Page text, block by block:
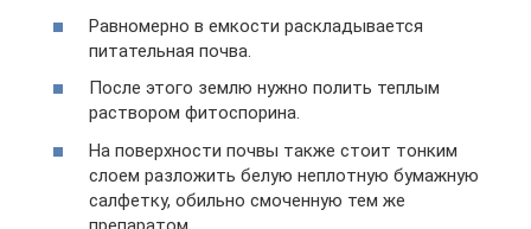
Равномерно в емкости раскладывается
питательная почва.
После этого землю нужно полить теплым
раствором фитоспорина.
На поверхности почвы также стоит тонким
слоем разложить белую неплотную бумажную
салфетку, обильно смоченную тем же